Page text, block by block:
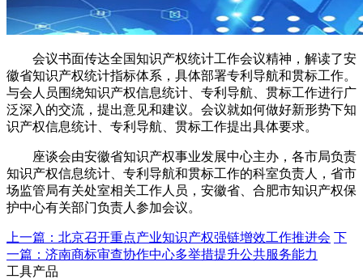
会议书面传达全国知识产权统计工作会议精神，解读了安
徽省知识产权统计指标体系，具体部署专利导航和贯标工作。
与会人员围绕知识产权信息统计、专利导航、贯标工作进行广
泛深入的交流，提出意见和建议。会议就如何做好新形势下知
识产权信息统计、专利导航、贯标工作提出具体要求。
座谈会由安徽省知识产权事业发展中心主办，各市局负责
知识产权信息统计、专利导航和贯标工作的科室负责人，省市
场监管局有关处室相关工作人员，安徽省、合肥市知识产权保
护中心有关部门负责人参加会议。
上一篇：北京召开重点产业知识产权强链增效工作推进会 下
一篇：济南商标审查协作中心多举措提升公共服务能力
工具产品